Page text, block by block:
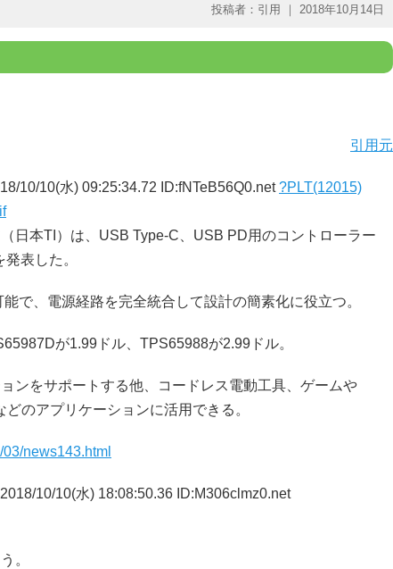
投稿者：引用 ｜ 2018年10月14日
引用元
10/10(水) 09:25:34.72 ID:fNTeB56Q0.net?PLT(12015)
日本TI）は、USB Type-C、USB PD用のコントローラー
表した。
で、電源経路を完全統合して設計の簡素化に役立つ。
が1.99ドル、TPS65988が2.99ドル。
ンをサポートする他、コードレス電動工具、ゲームや
のアプリケーションに活用できる。
news143.html
2018/10/10(水) 18:08:50.36 ID:M306clmz0.net
。